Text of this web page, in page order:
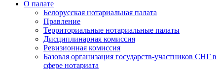
О палате
Белорусская нотариальная палата
Правление
Территориальные нотариальные палаты
Дисциплинарная комиссия
Ревизионная комиссия
Базовая организация государств-участников СНГ в
сфере нотариата